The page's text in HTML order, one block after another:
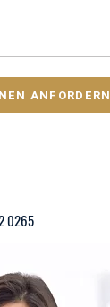
ANFORDERN
0265